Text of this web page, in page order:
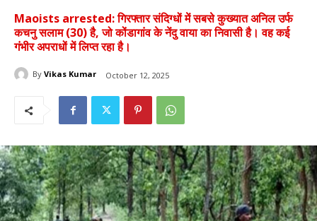
Maoists arrested: गिरफ्तार संदिग्धों में सबसे कुख्यात अनिल उर्फ
कचनु सलाम (30) है, जो कोंडागांव के नेंदु वाया का निवासी है। वह कई
गंभीर अपराधों में लिप्त रहा है।
By Vikas Kumar October 12, 2025